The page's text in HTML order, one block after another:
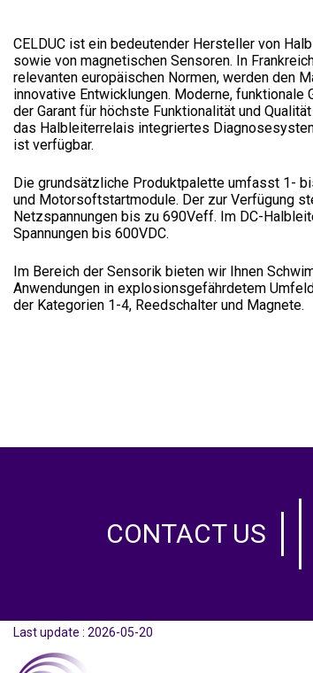
CELDUC ist ein bedeutender Hersteller von
sowie von magnetischen Sensoren. In
relevanten europäischen Normen, werden den
innovative Entwicklungen. Moderne,
der Garant für höchste Funktionalität und
das Halbleiterrelais integriertes
ist verfügbar.
Die grundsätzliche Produktpalette umfasst 1-
und Motorsoftstartmodule. Der zur Verfügung
Netzspannungen bis zu 690Veff. Im DC-
Spannungen bis 600VDC.
Im Bereich der Sensorik bieten wir Ihnen
Anwendungen in explosionsgefährdetem
der Kategorien 1-4, Reedschalter und Magnete.
CONTACT US
Last update : 2026-05-20